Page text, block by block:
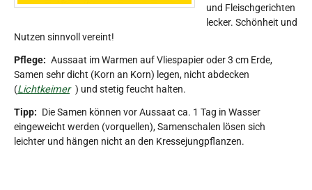
und Fleischgerichten
lecker. Schönheit und
Nutzen sinnvoll vereint!
Pflege: Aussaat im Warmen auf Vliespapier oder 3 cm Erde,
Samen sehr dicht (Korn an Korn) legen, nicht abdecken
(Lichtkeimer ) und stetig feucht halten.
Tipp: Die Samen können vor Aussaat ca. 1 Tag in Wasser
eingeweicht werden (vorquellen), Samenschalen lösen sich
leichter und hängen nicht an den Kressejungpflanzen.